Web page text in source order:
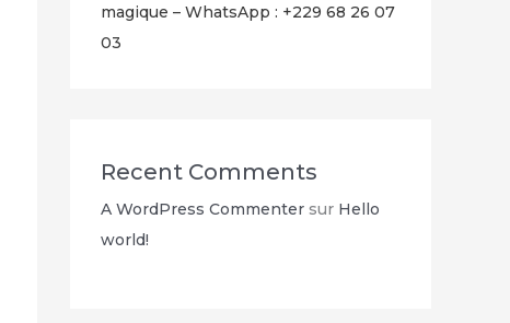
magique – WhatsApp : +229 68 26 07
03
Recent Comments
A WordPress Commenter sur Hello
world!